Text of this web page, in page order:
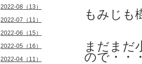
もみじも
まだまだ
ので・・
2022-08（13）
2022-07（11）
2022-06（15）
2022-05（16）
2022-04（11）